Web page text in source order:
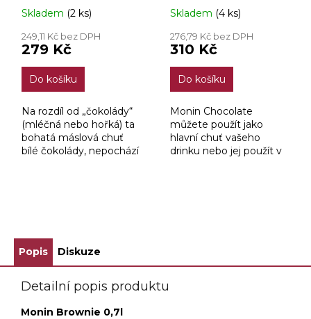
Skladem (2 ks)
249,11 Kč bez DPH
279 Kč
Do košíku
Na rozdíl od „čokolády“
(mléčná nebo hořká) ta
bohatá máslová chuť
bílé čokolády, nepochází
Skladem (4 ks)
276,79 Kč bez DPH
310 Kč
Do košíku
Monin Chocolate
můžete použít jako
hlavní chuť vašeho
drinku nebo jej použít v
Popis Diskuze
Detailní popis produktu
Monin Brownie 0,7l